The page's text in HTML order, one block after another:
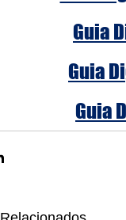
Guia
Guia
Guia